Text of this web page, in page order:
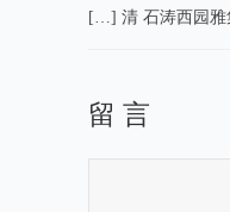
[…] 清 石涛西园
留 言